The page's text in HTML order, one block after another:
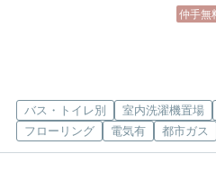
仲手無
バス・トイレ別 室内洗濯機置場
フローリング
電気有 都市ガス